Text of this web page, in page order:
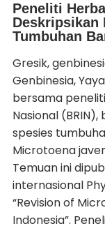
Peneliti
Deskripsikan
Tumbuhan
Gresik,
Genbinesia,
bersama
Nasional
spesies
Microtoena
Temuan ini
internasional
“Revision of
Indonesia”.